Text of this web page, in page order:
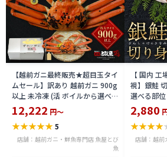
【越前ガニ最終販売★超目玉タイ
ムセール】訳あり 越前ガニ 900g
以上 未冷凍 (活 ボイルから選べ
る) 福井県産 国産 産地直送 脚折
れ 訳ありカニ 越前がに ズワイガ
ニ 越前 かに 送料無料 etz-900w
12,222 円～
★★★★★5
店舗：越前ガニ・鮮魚専門店 魚屋とび
魚
【 国内
視】銀鮭
選べる部
600g〜
あり 切り
切身
2,880
★★★★
店舗：越前